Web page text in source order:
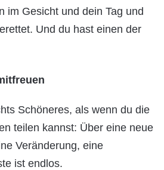
im Gesicht und dein Tag und
Und du hast einen der
Schöneres, als wenn du die
teilen kannst: Über eine neue
Veränderung, eine
ist endlos.